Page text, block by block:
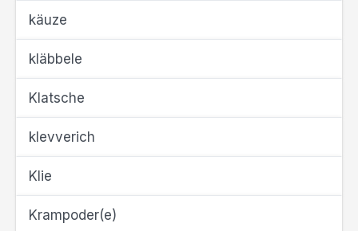
käuze
kläbbele
Klatsche
klevverich
Klie
Krampoder(e)